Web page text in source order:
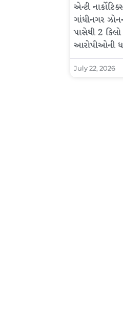
એન્ટી
ગાંધીનગર
પાસેથી 2
આરોપીઓની
July 22, 2026